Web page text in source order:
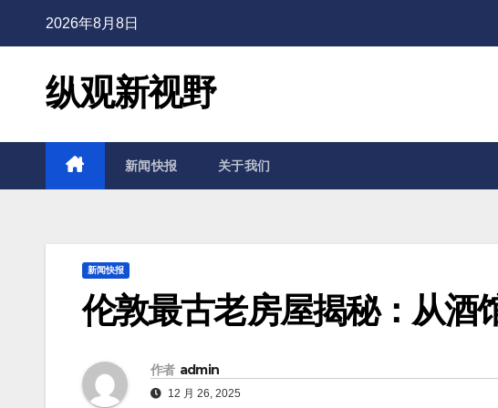
2026年8月8日
纵观新视野
新闻快报 关于我们
新闻快报
伦敦最古老房屋揭秘：从酒
作者 admin
12 月 26, 2025